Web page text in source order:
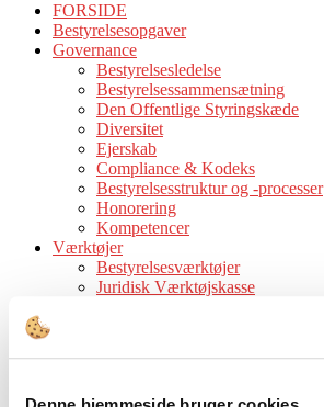
FORSIDE
Bestyrelsesopgaver
Governance
Bestyrelsesledelse
Bestyrelsessammensætning
Den Offentlige Styringskæde
Diversitet
Ejerskab
Compliance & Kodeks
Bestyrelsesstruktur og -processer
Honorering
Kompetencer
Værktøjer
Bestyrelsesværktøjer
Juridisk Værktøjskasse